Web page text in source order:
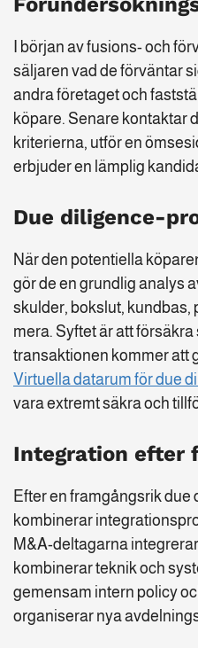
I början av fusions- och
säljaren vad de förväntar
andra företaget och
köpare. Senare kontaktar
kriterierna, utför en
erbjuder en lämplig
Due diligence-
När den potentiella
gör de en grundlig analys
skulder, bokslut, kundbas,
mera. Syftet är att
transaktionen kommer att
Virtuella datarum för due
vara extremt säkra och
Integration efter
Efter en framgångsrik
kombinerar
M&A-deltagarna
kombinerar teknik och
gemensam intern policy
organiserar nya